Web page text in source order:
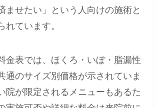
ませたい」という人向けの施術と
れています。
金表では、ほくろ・いぼ・脂漏性
通のサイズ別価格が示されていま
院が限定されるメニューもあるた